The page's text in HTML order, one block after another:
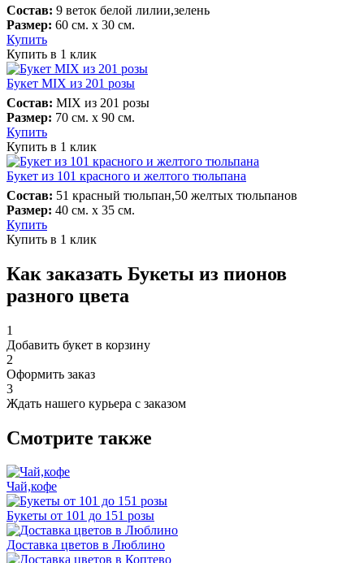
Состав: 9 веток белой лилии,зелень
Размер: 60 см. х 30 см.
Купить
Купить в 1 клик
Букет MIX из 201 розы
Состав: MIX из 201 розы
Размер: 70 см. х 90 см.
Купить
Купить в 1 клик
Букет из 101 красного и желтого тюльпана
Состав: 51 красный тюльпан,50 желтых тюльпанов
Размер: 40 см. х 35 см.
Купить
Купить в 1 клик
Как заказать Букеты из пионов
разного цвета
1
Добавить букет в корзину
2
Оформить заказ
3
Ждать нашего курьера с заказом
Смотрите также
Чай,кофе
Букеты от 101 до 151 розы
Доставка цветов в Люблино